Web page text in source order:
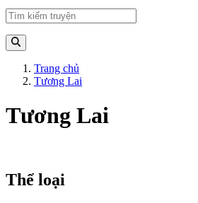
Trang chủ
Tương Lai
Tương Lai
Thể loại